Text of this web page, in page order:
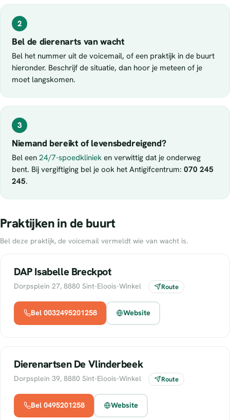
2
Bel de dierenarts van wacht
Bel het nummer uit de voicemail, of een praktijk in de buurt
hieronder. Beschrijf de situatie, dan hoor je meteen of je
moet langskomen.
3
Niemand bereikt of levensbedreigend?
Bel een 24/7-spoedkliniek en verwittig dat je onderweg
bent. Bij vergiftiging bel je ook het Antigifcentrum: 070 245
245.
Praktijken in de buurt
Bel deze praktijk, de voicemail vermeldt wie van wacht is.
DAP Isabelle Breckpot
Dorpsplein 27, 8880 Sint-Eloois-Winkel Route
Bel 0032495201258 Website
Dierenartsen De Vlinderbeek
Dorpsplein 39, 8880 Sint-Eloois-Winkel Route
Bel 0495201258 Website